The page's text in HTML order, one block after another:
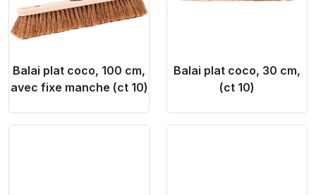
Balai plat coco, 100 cm,
avec fixe manche (ct 10)
Balai plat coco, 30 cm,
(ct 10)